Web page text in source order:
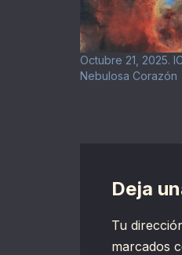
Octubre 21, 2025.
Nebulosa Corazón
Deja
Tu
marcados